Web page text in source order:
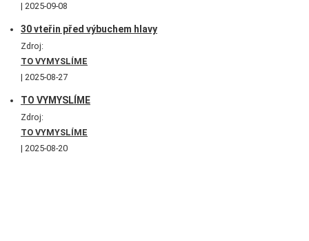
2025-09-08
30 vteřin před výbuchem hlavy
Zdroj:
TO VYMYSLÍME
2025-08-27
TO VYMYSLÍME
Zdroj:
TO VYMYSLÍME
2025-08-20